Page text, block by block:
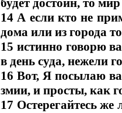
будет достоин, то
14 А если кто не
дома или из города
15 истинно говорю
в день суда, нежели
16 Вот, Я посылаю
змии, и просты, как
17 Остерегайтесь